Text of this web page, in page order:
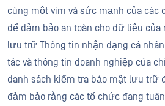
cùng một vim và sức mạnh của các
để đảm bảo an toàn cho dữ liệu
lưu trữ Thông tin nhận dạng cá
tác và thông tin doanh nghiệp của
danh sách kiểm tra bảo mật lưu trữ
đảm bảo rằng các tổ chức đang